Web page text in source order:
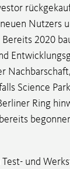
Nutzers
2020
Science
Ring
und